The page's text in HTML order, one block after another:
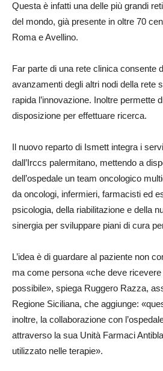
Questa è infatti una delle più grandi
del mondo, già presente in oltre 70
Roma e Avellino.
Far parte di una rete clinica consente
avanzamenti degli altri nodi della rete
rapida l’innovazione. Inoltre permette
disposizione per effettuare ricerca.
Il nuovo reparto di Ismett integra i
dall’Irccs palermitano, mettendo a
dell’ospedale un team oncologico
da oncologi, infermieri, farmacisti ed
psicologia, della riabilitazione e della
sinergia per sviluppare piani di cura
L’idea è di guardare al paziente non
ma come persona «che deve
possibile», spiega Ruggero Razza,
Regione Siciliana, che aggiunge:
inoltre, la collaborazione con
attraverso la sua Unità Farmaci
utilizzato nelle terapie».